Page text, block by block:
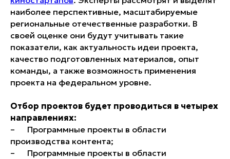
наиболее перспективные, масштабируемые
региональные отечественные разработки. В
своей оценке они будут учитывать такие
показатели, как актуальность идеи проекта,
качество подготовленных материалов, опыт
команды, а также возможность применения
проекта на федеральном уровне.
Отбор проектов будет проводиться в четырех
направлениях:
– Программные проекты в области
производства контента;
– Программные проекты в области